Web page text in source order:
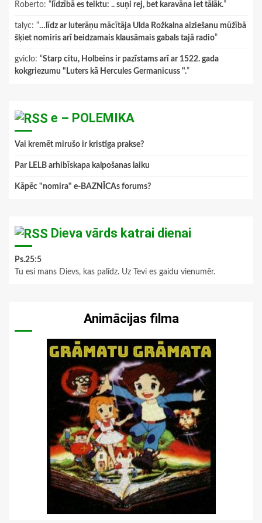
Roberto: “ līdzībā es teiktu: .. suņi rej, bet karavāna iet tālāk.”
talyc: “…līdz ar luterāņu mācītāja Ulda Rožkalna aiziešanu mūžībā
šķiet nomiris arī beidzamais klausāmais gabals tajā radio”
gviclo: “Starp citu, Holbeins ir pazīstams arī ar 1522. gada
kokgriezumu "Luters kā Hercules Germanicuss ".”
e – POLEMIKA
Vai kremēt mirušo ir kristīga prakse?
Par LELB arhibīskapa kalpošanas laiku
Kāpēc "nomira" e-BAZNĪCAs forums?
Dieva vārds katrai dienai
Ps.25:5
Tu esi mans Dievs, kas palīdz. Uz Tevi es gaidu vienumēr.
Animācijas filma